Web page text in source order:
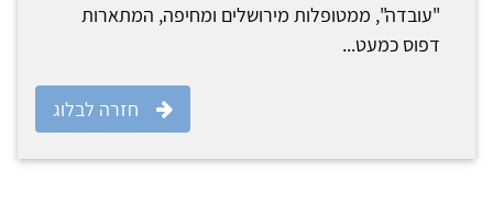
"עובדה", ממטופלות מירושלים ומחיפה, המתארות
דפוס כמעט...
חזרה לבלוג